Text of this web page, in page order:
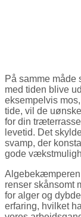
På samme måde
med tiden blive
eksempelvis
tide, vil de
for din
levetid. Det
svamp, der
gode
Algebekæmperen
renser skånsomt
for alger og
erfaring, hvilket